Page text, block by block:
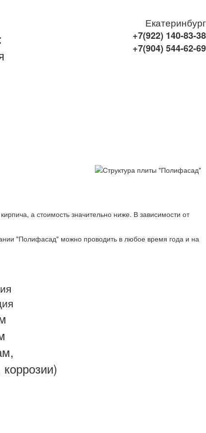
Екатеринбург
+7(922) 140-83-38
+7(904) 544-62-69
а стоимость значительно ниже. В зависимости от
"Полифасад" можно проводить в любое время года и на